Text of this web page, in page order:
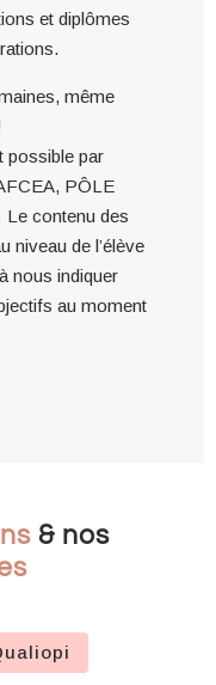
et diplômes
même
possible par
PÔLE
contenu des
niveau de l’élève
nous indiquer
au moment
& nos